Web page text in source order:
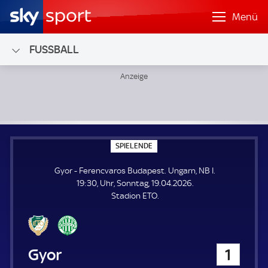
Menü
FUSSBALL
SPIELENDE
P
E
L
E
N
Gyor - Ferencvaros Budapest. Ungarn, NB I.
19:30, Uhr, Sonntag, 19.04.2026.
Stadion ETO.
Gyor 1